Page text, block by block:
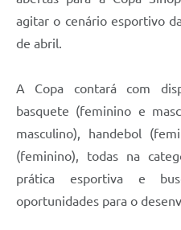
agitar o cenário esportivo
de abril.
A Copa contará com
basquete (feminino e
masculino), handebol
(feminino), todas na
prática esportiva e
oportunidades para o